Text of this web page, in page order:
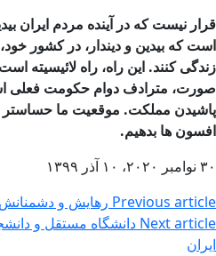
قرار نیست که در آینده مردم ایران
است که بیدین و دیندار، در کشور
زندگی کنند. این راه، راه لائیسیته
صورت، مترادف دوام حکومت فعلی
پاشیدن مملکت. موقعیت ما حساستر
افسون ها بدهیم.
۳۰ نوامبر ۲۰۲۰، ۱۰ آذر ۱۳۹۹
Previous article رهایش و
Next article دانشگاه مستقل و
ایران